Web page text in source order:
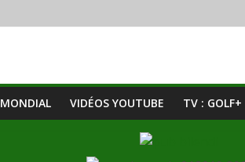
VIDÉOS YOUTUBE TV : GOLF+